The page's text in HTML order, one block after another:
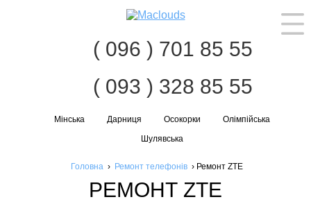
( 096 ) 701 85 55
( 093 ) 328 85 55
Мінська Дарниця Осокорки
Олімпійська
Шулявська
Головна › Ремонт телефонів › Ремонт ZTE
РЕМОНТ ZTE